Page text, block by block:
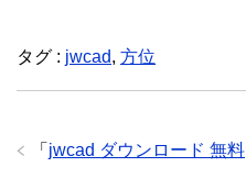
タグ : jwcad, 方位
「 jwcad ダウンロード 無料